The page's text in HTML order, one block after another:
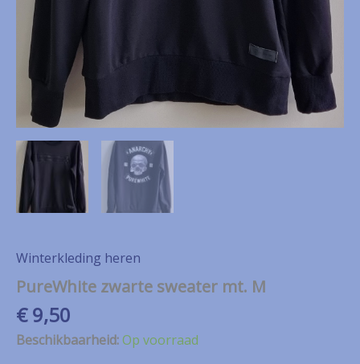
Winterkleding heren
PureWhite zwarte sweater mt. M
€9,50
Beschikbaarheid:Op voorraad